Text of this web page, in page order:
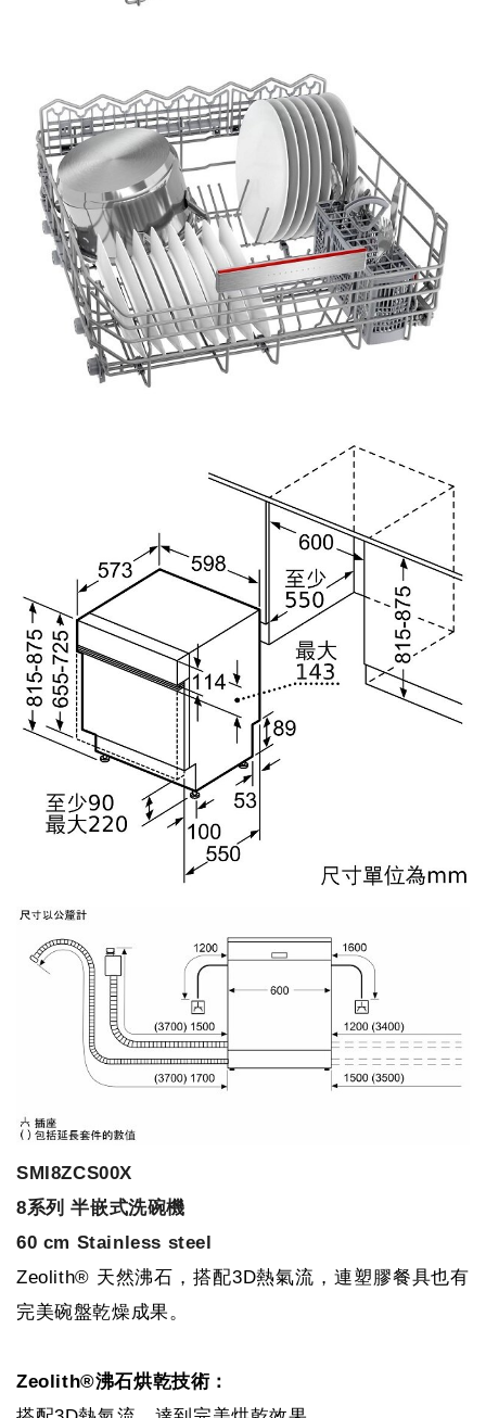
SMI8ZCS00X
8系列 半嵌式洗碗機
60 cm Stainless steel
Zeolith® 天然沸石，搭配3D熱氣流，連塑膠餐具也有
完美碗盤乾燥成果。
Zeolith®沸石烘乾技術：